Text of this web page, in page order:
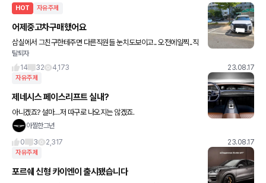
HOT 자유주제
어제중고차구매했어요
삼실에서 그친구한테주면 다른직원들 눈치도보이고.. 오전에일찍..직
원의.아내 즉.저희와이프..친한동생이네요...오전일찍불러서..명의이
전하고... 어차피 사준거 보험까지 넣어주고..방금 집앞에..주차해
탈퇴자
14
32 4,173 23.08.17
자유주제
제네시스 페이스리프트 실내?
아니겠죠? 설마…저 따구로 나오지는 않겠죠.
아찔한그년
0
3 2,317 23.08.17
자유주제
포르쉐 신형 카이엔이 출시됐습니다